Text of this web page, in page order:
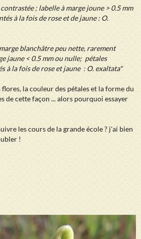
; labelle à marge joune > 0.5 mm
à la fois de rose et de jaune : O.
blanchâtre peu nette, rarement
jaune < 0.5 mm ou nulle; pétales
à la fois de rose et jaune : O. exaltata"
la couleur des pétales et la forme du
de cette façon ... alors pourquoi essayer
les cours de la grande école ? j'ai bien
!